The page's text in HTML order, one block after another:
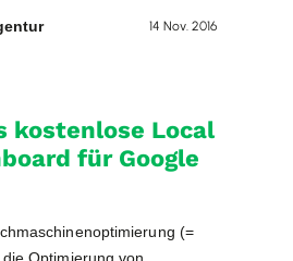
14 Nov. 2016
kostenlose Local
für Google
(=